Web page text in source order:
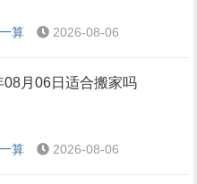
算 2026-08-06
08月06日适合搬家吗
算 2026-08-06